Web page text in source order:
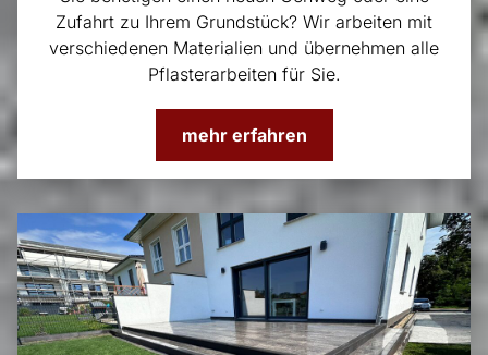
Zufahrt zu Ihrem Grundstück? Wir arbeiten mit
verschiedenen Materialien und übernehmen alle
Pflasterarbeiten für Sie.
mehr erfahren